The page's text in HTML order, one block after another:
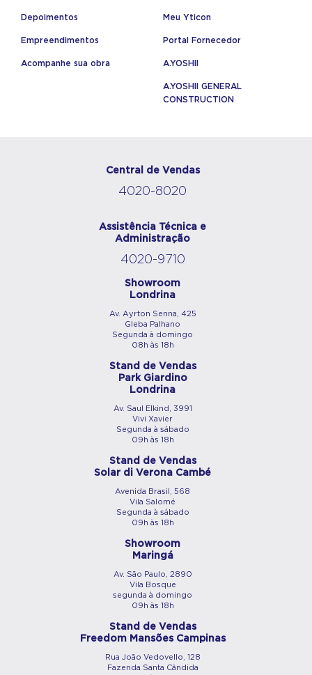
Depoimentos
Empreendimentos
Acompanhe sua obra
Meu Yticon
Portal Fornecedor
A.YOSHII
A.YOSHII GENERAL
CONSTRUCTION
Central de Vendas
4020-8020
Assistência Técnica e
Administração
4020-9710
Showroom
Londrina
Av. Ayrton Senna, 425
Gleba Palhano
Segunda à domingo
08h às 18h
Stand de Vendas
Park Giardino
Londrina
Av. Saul Elkind, 3991
Vivi Xavier
Segunda à sábado
09h às 18h
Stand de Vendas
Solar di Verona Cambé
Avenida Brasil, 568
Vila Salomé
Segunda à sábado
09h às 18h
Showroom
Maringá
Av. São Paulo, 2890
Vila Bosque
segunda à domingo
09h às 18h
Stand de Vendas
Freedom Mansões Campinas
Rua João Vedovello, 128
Fazenda Santa Cândida